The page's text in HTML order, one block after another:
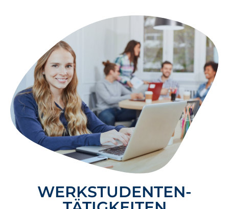
WERKSTUDENTEN-